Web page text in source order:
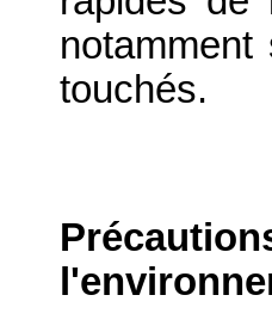
touchés.